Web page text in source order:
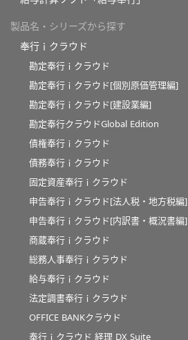
製品名・シリーズから探す
奉行ｉクラウド
勘定奉行ｉクラウド
勘定奉行ｉクラウド[個別原価管理編]
勘定奉行ｉクラウド[建設業編]
勘定奉行クラウドGlobal Edition
債権奉行ｉクラウド
債務奉行ｉクラウド
固定資産奉行ｉクラウド
申告奉行ｉクラウド[法人税・地方税編]
申告奉行ｉクラウド[内訳書・概況書編]
商蔵奉行ｉクラウド
総務人事奉行ｉクラウド
給与奉行ｉクラウド
法定調書奉行ｉクラウド
OFFICE BANKクラウド
奉行ｉクラウド 経理 DX Suite